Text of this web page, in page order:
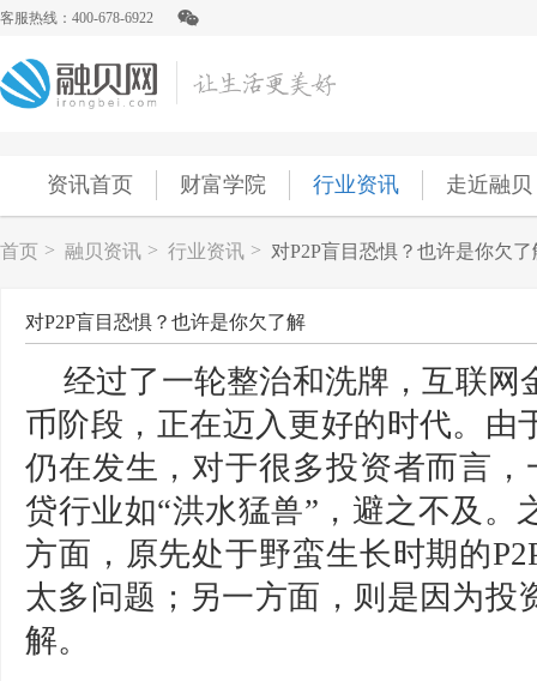
客服热线：400-678-6922
资讯首页 财富学院 行业资讯 走近融贝
首页 > 融贝资讯 > 行业资讯 > 对P2P盲目恐惧？也许是你欠了
对P2P盲目恐惧？也许是你欠了解
经过了一轮整治和洗牌，互联网
币阶段，正在迈入更好的时代。由
仍在发生，对于很多投资者而言，
贷行业如“洪水猛兽”，避之不及。
方面，原先处于野蛮生长时期的
太多问题；另一方面，则是因为投
解。